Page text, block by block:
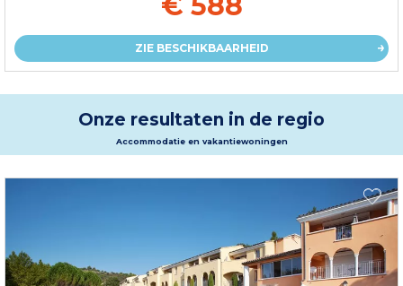
ZIE BESCHIKBAARHEID
Onze resultaten in de regio
Accommodatie en vakantiewoningen